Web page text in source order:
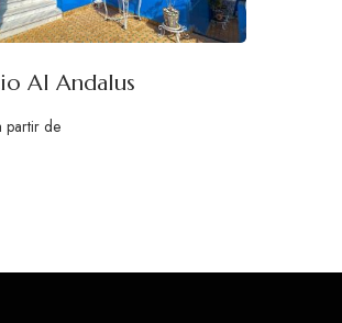
Al Andalus
partir de